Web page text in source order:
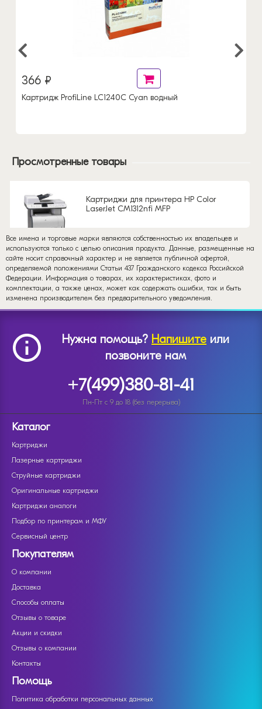
366 ₽
Картридж ProfiLine LC1240С Cyan водный
Просмотренные товары
Картриджи для принтера HP Color
LaserJet CM1312nfi MFP
Все имена и торговые марки являются собственностью их владельцев и
используются только с целью описания продукта. Данные, размещенные на
сайте носит справочный характер и не является публичной офертой,
определяемой положениями Статьи 437 Гражданского кодекса Российской
Федерации. Информация о товарах, их характеристиках, фото и
комплектации, а также ценах, может как содержать ошибки, так и быть
изменена производителем без предварительного уведомления.
Нужна помощь? Напишите или
позвоните нам
+7(499)380-81-41
Пн-Пт с 9 до 18 (без перерыва)
Каталог
Картриджи
Лазерные картриджи
Струйные картриджи
Оригинальные картриджи
Картриджи аналоги
Подбор по принтерам и МФУ
Сервисный центр
Покупателям
О компании
Доставка
Способы оплаты
Отзывы о товаре
Акции и скидки
Отзывы о компании
Контакты
Помощь
Политика обработки персональных данных